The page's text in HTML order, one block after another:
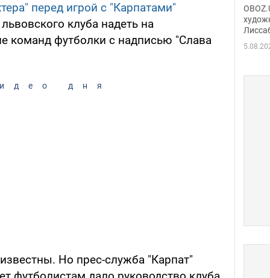
перед игрой с "Карпатами"
клуба надеть на
команд футболки с надписью "Слава
дня
Но прес-служба "Карпат"
сына